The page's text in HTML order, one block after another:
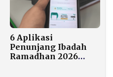
6 Aplikasi
Penunjang Ibadah
Ramadhan 2026